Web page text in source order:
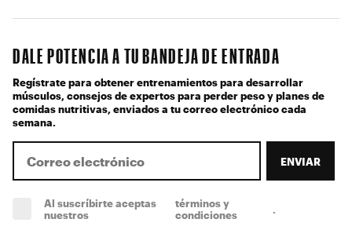
DALE POTENCIA A TU BANDEJA DE ENTRADA
Regístrate para obtener entrenamientos para desarrollar
músculos, consejos de expertos para perder peso y planes de
comidas nutritivas, enviados a tu correo electrónico cada
semana.
ENVIAR
Al suscríbirte aceptas
nuestros
términos y
condiciones